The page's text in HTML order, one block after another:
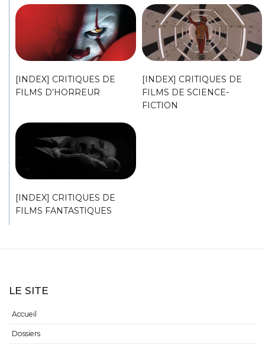
[INDEX] CRITIQUES DE
FILMS D’HORREUR
[INDEX] CRITIQUES DE
FILMS DE SCIENCE-
FICTION
[INDEX] CRITIQUES DE
FILMS FANTASTIQUES
LE SITE
Accueil
Dossiers